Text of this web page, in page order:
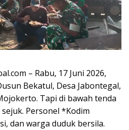
– Rabu, 17 Juni 2026,
Bekatul, Desa Jabontegal,
Tapi di bawah tenda
Personel *Kodim
dan warga duduk bersila.